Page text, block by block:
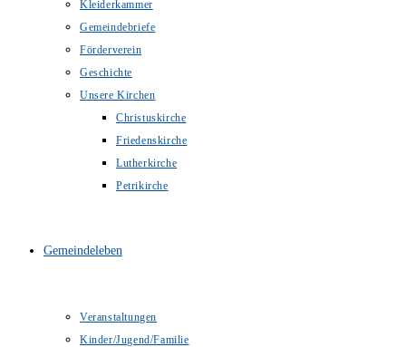
Kleiderkammer
Gemeindebriefe
Förderverein
Geschichte
Unsere Kirchen
Christuskirche
Friedenskirche
Lutherkirche
Petrikirche
Gemeindeleben
Veranstaltungen
Kinder/Jugend/Familie